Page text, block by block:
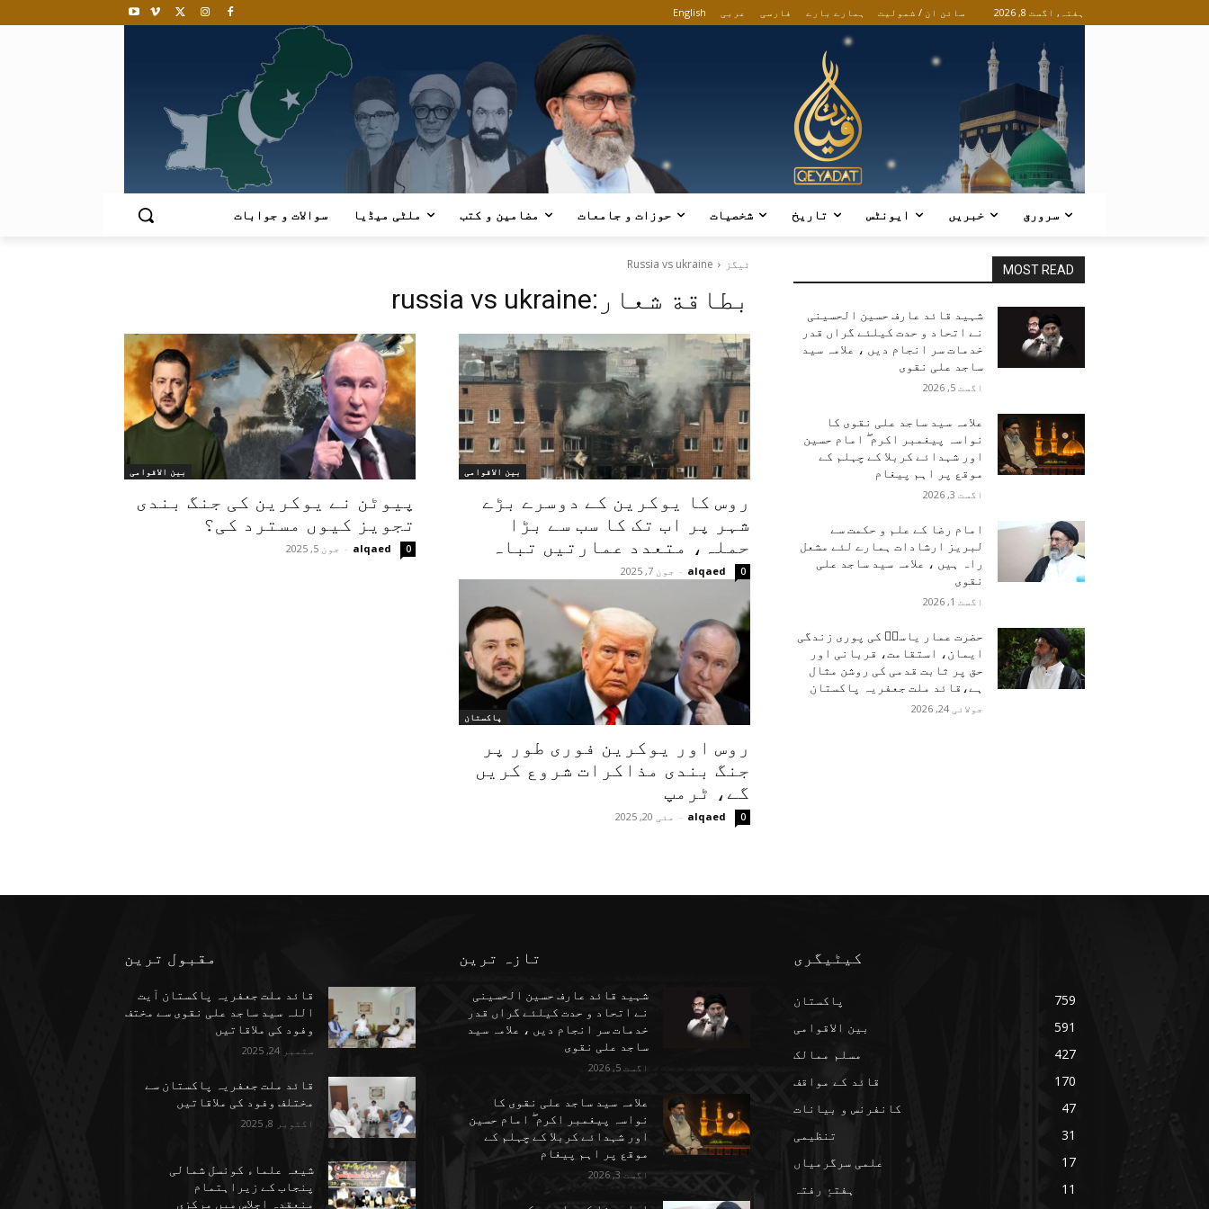
ہفتہ, اگست 8, 2026 سائن ان / شمولیت English عربی فارسی ہمارے بارے
سرورق خبریں ایونٹس تاریخ شخصیات حوزات و جامعات مضامین و کتب ملٹی میڈیا سوالات و جوابات
ٹیگز Russia vs ukraine
بطاقة شعار:russia vs ukraine
بین الاقوامی
روس کا یوکرین کے دوسرے بڑے
شہر پر اب تک کا سب سے بڑا
حملہ، متعدد عمارتیں تباہ
alqaed
- جون 7, 2025 0
بین الاقوامی
پیوٹن نے یوکرین کی جنگ بندی
تجویز کیوں مسترد کی؟
alqaed
- جون 5, 2025 0
پاکستان
روس اور یوکرین فوری طور پر
جنگ بندی مذاکرات شروع کریں
گے، ٹرمپ
alqaed
- مئی 20, 2025 0
MOST READ
شہید قائد عارف حسین الحسینی
نے اتحاد و حدت کیلئے گراں قدر
خدمات سر انجام دیں ، علامہ سید
ساجد علی نقوی
اگست 5, 2026
علامہ سید ساجد علی نقوی کا
نواسہ پیغمبر اکرم ۖ امام حسین
اور شہدائے کربلا کے چہلم کے
موقع پر اہم پیغام
اگست 3, 2026
امام رضا کے علم و حکمت سے
لبریز ارشادات ہمارے لئے مشعل
راہ ہیں ، علامہ سید ساجد علی
نقوی
اگست 1, 2026
حضرت عمار یاسرؑ کی پوری زندگی
ایمان، استقامت، قربانی اور
حق پر ثابت قدمی کی روشن مثال
ہے،قائد ملت جعفریہ پاکستان
جولائی 24, 2026
مقبول ترین
قائد ملت جعفریہ پاکستان آیت
اللہ سید ساجد علی نقوی سے مختف
وفود کی ملاقاتیں
ستمبر 24, 2025
قائد ملت جعفریہ پاکستان سے
مختلف وفود کی ملاقاتیں
اکتوبر 8, 2025
شیعہ علماء کونسل شمالی
پنجاب کے زیراہتمام
منعقدہ اجلاسِ میں مرکزی
تازہ ترین
شہید قائد عارف حسین الحسینی
نے اتحاد و حدت کیلئے گراں قدر
خدمات سر انجام دیں ، علامہ سید
ساجد علی نقوی
اگست 5, 2026
علامہ سید ساجد علی نقوی کا
نواسہ پیغمبر اکرم ۖ امام حسین
اور شہدائے کربلا کے چہلم کے
موقع پر اہم پیغام
اگست 3, 2026
کیٹیگری
پاکستان
759
بین الاقوامی
591
مسلم ممالک
427
قائد کے مواقف
170
کانفرنس و بیانات
47
تنظیمی
31
علمی سرگرمیاں
17
ہفتۂِ رفتہ
11